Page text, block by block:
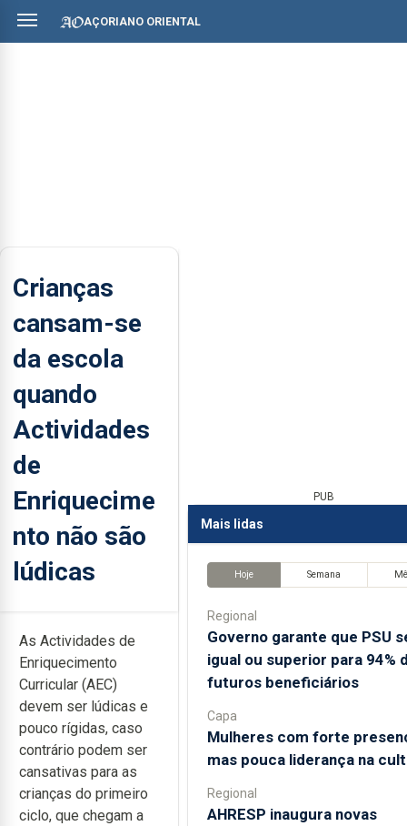
AÇORIANO ORIENTAL
Crianças
cansam-se
da escola
quando
Actividades
de
Enriquecime
nto não são
lúdicas
As Actividades de
Enriquecimento
Curricular (AEC)
devem ser lúdicas e
pouco rígidas, caso
contrário podem ser
cansativas para as
crianças do primeiro
ciclo, que chegam a
PUB
Mais lidas
Hoje Semana
Regional
Governo garante que PSU
igual ou superior para 94%
futuros beneficiários
Capa
Mulheres com forte
mas pouca liderança na
Regional
AHRESP inaugura novas